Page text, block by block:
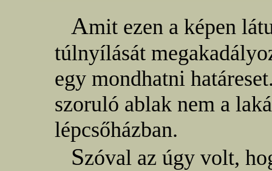
Amit ezen a képen
túlnyílását
egy mondhatni
szoruló ablak nem a
lépcsőházban.
Szóval az úgy volt,